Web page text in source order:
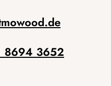
8694 3652